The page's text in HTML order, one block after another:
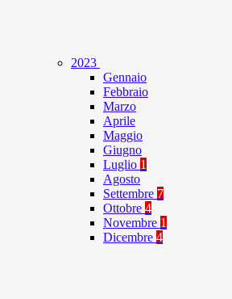
2023
Gennaio
Febbraio
Marzo
Aprile
Maggio
Giugno
Luglio 1
Agosto
Settembre 7
Ottobre 4
Novembre 1
Dicembre 4